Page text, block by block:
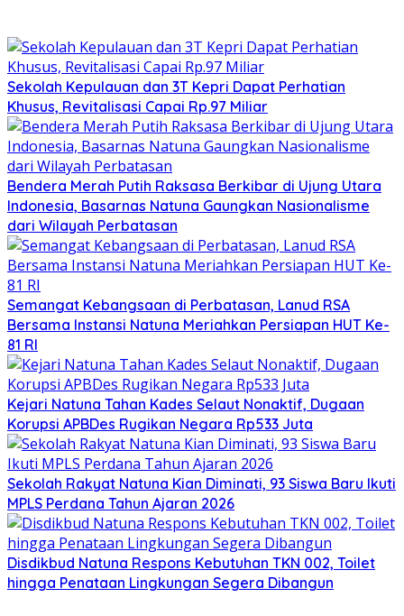
Sekolah Kepulauan dan 3T Kepri Dapat Perhatian
Khusus, Revitalisasi Capai Rp.97 Miliar
Bendera Merah Putih Raksasa Berkibar di Ujung Utara
Indonesia, Basarnas Natuna Gaungkan Nasionalisme
dari Wilayah Perbatasan
Semangat Kebangsaan di Perbatasan, Lanud RSA
Bersama Instansi Natuna Meriahkan Persiapan HUT Ke-
81 RI
Kejari Natuna Tahan Kades Selaut Nonaktif, Dugaan
Korupsi APBDes Rugikan Negara Rp533 Juta
Sekolah Rakyat Natuna Kian Diminati, 93 Siswa Baru Ikuti
MPLS Perdana Tahun Ajaran 2026
Disdikbud Natuna Respons Kebutuhan TKN 002, Toilet
hingga Penataan Lingkungan Segera Dibangun